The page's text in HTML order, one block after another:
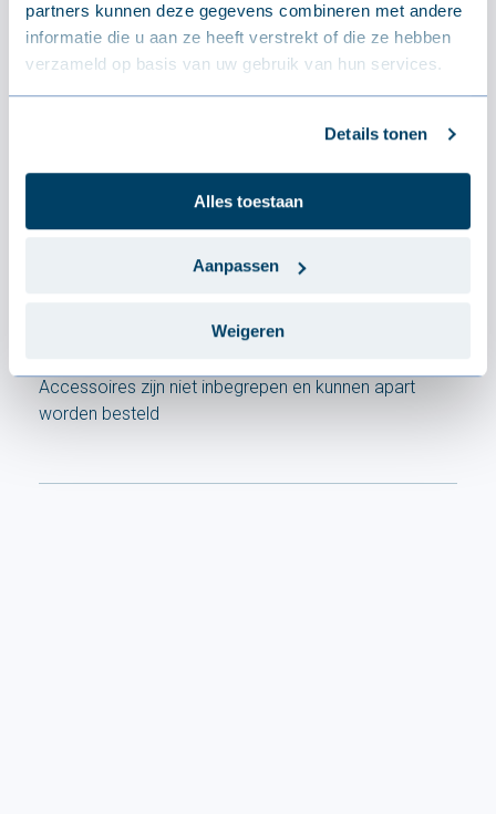
partners kunnen deze gegevens combineren met andere
informatie die u aan ze heeft verstrekt of die ze hebben
verzameld op basis van uw gebruik van hun services.
Details tonen
Alles toestaan
Aanpassen
Weigeren
Specificaties
TECHNISCH
Afmetingen
Accessoires zijn niet inbegrepen en kunnen apart
worden besteld